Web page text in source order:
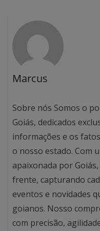
Marcus
Sobre nós Somos o
Goiás, dedicados
informações e os
o nosso estado. Com
apaixonada por
frente, capturando
eventos e novidades
goianos. Nosso
com precisão,